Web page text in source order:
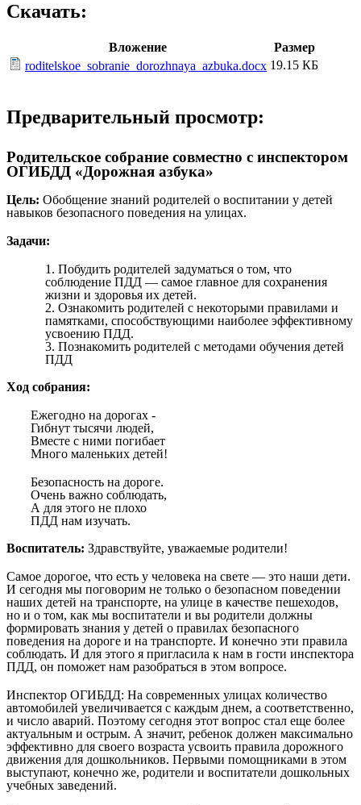
Скачать:
Вложение
Размер
roditelskoe_sobranie_dorozhnaya_azbuka.docx 19.15 КБ
Предварительный просмотр:
Родительское собрание совместно с инспектором
ОГИБДД «Дорожная азбука»
Цель: Обобщение знаний родителей о воспитании у детей
навыков безопасного поведения на улицах.
Задачи:
Побудить родителей задуматься о том, что
соблюдение ПДД — самое главное для сохранения
жизни и здоровья их детей.
Ознакомить родителей с некоторыми правилами и
памятками, способствующими наиболее эффективному
усвоению ПДД.
Познакомить родителей с методами обучения детей
ПДД
Ход собрания:
Ежегодно на дорогах -
Гибнут тысячи людей,
Вместе с ними погибает
Много маленьких детей!
Безопасность на дороге.
Очень важно соблюдать,
А для этого не плохо
ПДД нам изучать.
Воспитатель: Здравствуйте, уважаемые родители!
Самое дорогое, что есть у человека на свете — это наши дети.
И сегодня мы поговорим не только о безопасном поведении
наших детей на транспорте, на улице в качестве пешеходов,
но и о том, как мы воспитатели и вы родители должны
формировать знания у детей о правилах безопасного
поведения на дороге и на транспорте. И конечно эти правила
соблюдать. И для этого я пригласила к нам в гости инспектора
ПДД, он поможет нам разобраться в этом вопросе.
Инспектор ОГИБДД: На современных улицах количество
автомобилей увеличивается с каждым днем, а соответственно,
и число аварий. Поэтому сегодня этот вопрос стал еще более
актуальным и острым. А значит, ребенок должен максимально
эффективно для своего возраста усвоить правила дорожного
движения для дошкольников. Первыми помощниками в этом
выступают, конечно же, родители и воспитатели дошкольных
учебных заведений.